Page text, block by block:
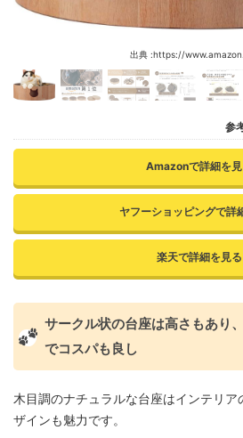
出典 :https://
参
Amazonで詳細を見
ヤフーショッピングで詳
楽天で詳細を見る
サークル状の台座は高さもあり
でコスパも良し
木目調のナチュラルな台座はインテリ
ザインも魅力です。